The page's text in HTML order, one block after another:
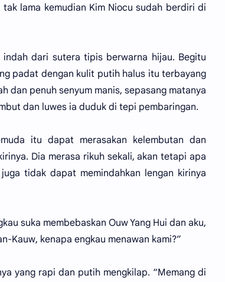
lama kemudian Kim Niocu sudah berdiri di
dari sutera tipis berwarna hijau. Begitu
padat dengan kulit putih halus itu terbayang
dan penuh senyum manis, sepasang matanya
dan luwes ia duduk di tepi pembaringan.
itu dapat merasakan kelembutan dan
Dia merasa rikuh sekali, akan tetapi apa
tidak dapat memindahkan lengan kirinya
suka membebaskan Ouw Yang Hui dan aku,
Kauw, kenapa engkau menawan kami?”
yang rapi dan putih mengkilap. “Memang di